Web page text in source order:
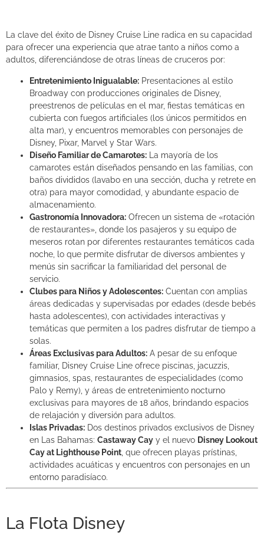
La clave del éxito de Disney Cruise Line radica en su capacidad
para ofrecer una experiencia que atrae tanto a niños como a
adultos, diferenciándose de otras líneas de cruceros por:
Entretenimiento Inigualable: Presentaciones al estilo
Broadway con producciones originales de Disney,
preestrenos de películas en el mar, fiestas temáticas en
cubierta con fuegos artificiales (los únicos permitidos en
alta mar), y encuentros memorables con personajes de
Disney, Pixar, Marvel y Star Wars.
Diseño Familiar de Camarotes: La mayoría de los
camarotes están diseñados pensando en las familias, con
baños divididos (lavabo en una sección, ducha y retrete en
otra) para mayor comodidad, y abundante espacio de
almacenamiento.
Gastronomía Innovadora: Ofrecen un sistema de «rotación
de restaurantes», donde los pasajeros y su equipo de
meseros rotan por diferentes restaurantes temáticos cada
noche, lo que permite disfrutar de diversos ambientes y
menús sin sacrificar la familiaridad del personal de
servicio.
Clubes para Niños y Adolescentes: Cuentan con amplias
áreas dedicadas y supervisadas por edades (desde bebés
hasta adolescentes), con actividades interactivas y
temáticas que permiten a los padres disfrutar de tiempo a
solas.
Áreas Exclusivas para Adultos: A pesar de su enfoque
familiar, Disney Cruise Line ofrece piscinas, jacuzzis,
gimnasios, spas, restaurantes de especialidades (como
Palo y Remy), y áreas de entretenimiento nocturno
exclusivas para mayores de 18 años, brindando espacios
de relajación y diversión para adultos.
Islas Privadas: Dos destinos privados exclusivos de Disney
en Las Bahamas: Castaway Cay y el nuevo Disney Lookout
Cay at Lighthouse Point , que ofrecen playas prístinas,
actividades acuáticas y encuentros con personajes en un
entorno paradisíaco.
La Flota Disney